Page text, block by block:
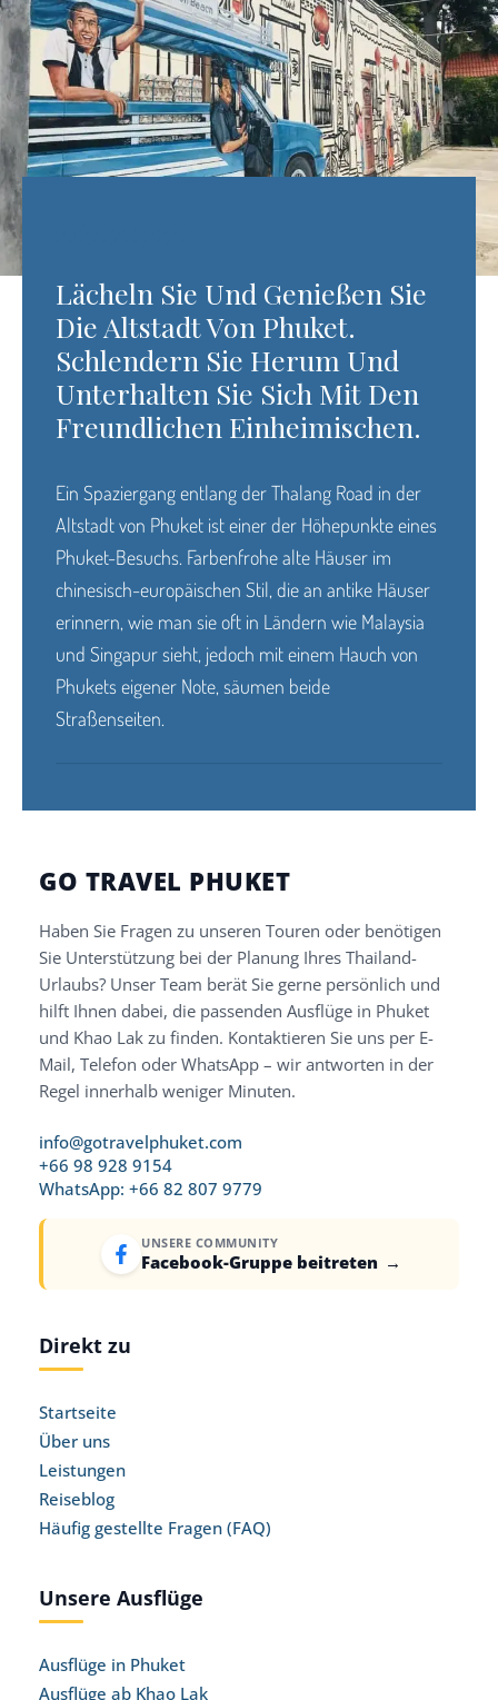
Lächeln Sie Und Genießen Sie
Die Altstadt Von Phuket.
Schlendern Sie Herum Und
Unterhalten Sie Sich Mit Den
Freundlichen Einheimischen.
Ein Spaziergang entlang der Thalang Road in der
Altstadt von Phuket ist einer der Höhepunkte eines
Phuket-Besuchs. Farbenfrohe alte Häuser im
chinesisch-europäischen Stil, die an antike Häuser
erinnern, wie man sie oft in Ländern wie Malaysia
und Singapur sieht, jedoch mit einem Hauch von
Phukets eigener Note, säumen beide
Straßenseiten.
GO TRAVEL PHUKET
Haben Sie Fragen zu unseren Touren oder benötigen
Sie Unterstützung bei der Planung Ihres Thailand-
Urlaubs? Unser Team berät Sie gerne persönlich und
hilft Ihnen dabei, die passenden Ausflüge in Phuket
und Khao Lak zu finden. Kontaktieren Sie uns per E-
Mail, Telefon oder WhatsApp – wir antworten in der
Regel innerhalb weniger Minuten.
info@gotravelphuket.com
+66 98 928 9154
WhatsApp: +66 82 807 9779
UNSERE COMMUNITY
Facebook-Gruppe beitreten →
Direkt zu
Startseite
Über uns
Leistungen
Reiseblog
Häufig gestellte Fragen (FAQ)
Unsere Ausflüge
Ausflüge in Phuket
Ausflüge ab Khao Lak